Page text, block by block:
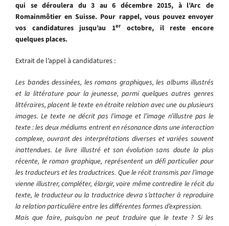
qui se déroulera du 3 au 6 décembre 2015, à l’Arc de
Romainmôtier en Suisse. Pour rappel, vous pouvez envoyer
vos candidatures jusqu’au 1eroctobre, il reste encore
quelques places.
Extrait de l’appel à candidatures :
Les bandes dessinées, les romans graphiques, les albums illustrés
et la littérature pour la jeunesse, parmi quelques autres genres
littéraires, placent le texte en étroite relation avec une ou plusieurs
images. Le texte ne décrit pas l’image et l’image n’illustre pas le
texte : les deux médiums entrent en résonance dans une interaction
complexe, ouvrant des interprétations diverses et variées souvent
inattendues. Le livre illustré et son évolution sans doute la plus
récente, le roman graphique, représentent un défi particulier pour
les traducteurs et les traductrices. Que le récit transmis par l’image
vienne illustrer, compléter, élargir, voire même contredire le récit du
texte, le traducteur ou la traductrice devra s’attacher à reproduire
la relation particulière entre les différentes formes d’expression.
Mais que faire, puisqu’on ne peut traduire que le texte ? Si les